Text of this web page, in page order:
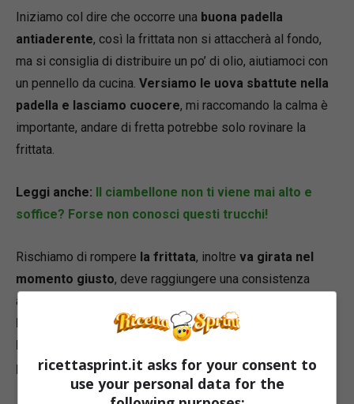
Iniziamo col dire che occorre una buona padella
antiaderente, così la frittata non si attaccherà al fondo,
ma si consiglia di distribuire un po’ di olio, aiutiamoci con
un pennello da cucina. Versiamo le uova sbattute nella
padella e lasciamo cuocere, mi raccomando la calma è
importante, andare di fretta potrebbe solo rovinare la
frittata.
Leggi anche: Il ciambellone non ti viene mai alto e
soffice? Forse non conosci questi trucchi!
Rischiamo di rompere la frittata, inoltre va girata nel
momento giusto, deve raggiungere una consistenza
abbastanza compatta e solida. Ecco una prova da fare.
Prendiamo la paletta da cucina, provare a sollevare i
bordi della frittata, se si staccano facilmente dalla
padella è il momento adatto .
ricettasprint.it asks for your consent to
use your personal data for the